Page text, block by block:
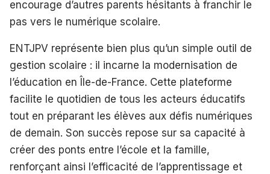
encourage d’autres parents hésitants à franchir le
pas vers le numérique scolaire.
ENTJPV représente bien plus qu’un simple outil de
gestion scolaire : il incarne la modernisation de
l’éducation en Île-de-France. Cette plateforme
facilite le quotidien de tous les acteurs éducatifs
tout en préparant les élèves aux défis numériques
de demain. Son succès repose sur sa capacité à
créer des ponts entre l’école et la famille,
renforçant ainsi l’efficacité de l’apprentissage et